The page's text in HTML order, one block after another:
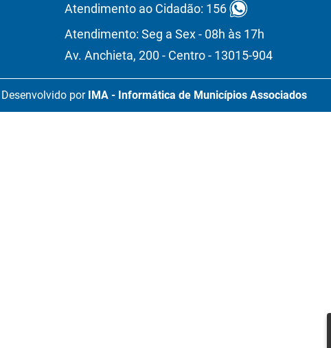
Atendimento ao Cidadão: 156
Atendimento: Seg a Sex - 08h às 17h
Av. Anchieta, 200 - Centro - 13015-904
Desenvolvido por IMA - Informática de Municípios Associados